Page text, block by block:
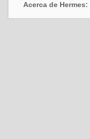
Acerca de Hermes: